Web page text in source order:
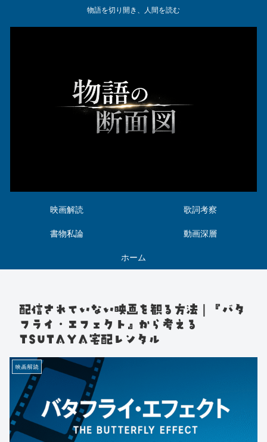
物語を切り開き、人間を読む
映画解読 歌詞考察
書物私論 動画深層
ホーム
配信されていない映画を観る方法｜『バタ
フライ・エフェクト』から考える
TSUTAYA宅配レンタル
映画解読